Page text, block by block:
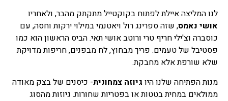
לנו המליצה איילת לפתוח בקוקטייל מתקתק מהבר, ולאחריו
אושי נאמס, שזה ספרינג רול ויאטנמי במילוי ירקות וחסה, עם
כוסברה וצ'ילי חריף טרי ורוטב אושי תאי. הביס הראשון הוא כמו
פסטיבל של טעמים. פריך מבחוץ, לח מבפנים, חריפות מדויקת
שלא שורפת אלא מחבקת.
מנות הפתיחה שלנו היו גיוזה צמחונית- כיסנים של בצק מאודה
ממולאים במחית בטטות או בפטריות שחורות. גיוזות מהסוג